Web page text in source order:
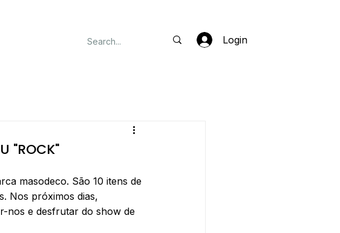
Login
"ROCK"
masodeco. São 10 itens de
Nos próximos dias,
nos e desfrutar do show de